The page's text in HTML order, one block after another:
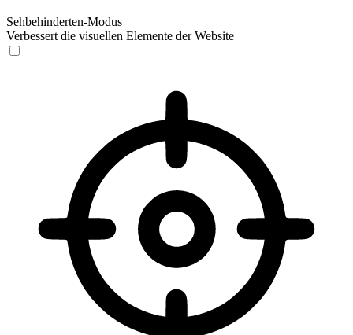
Sehbehinderten-Modus
Verbessert die visuellen Elemente der Website